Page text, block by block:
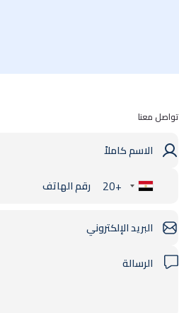
تواصل معنا
Egypt
+20